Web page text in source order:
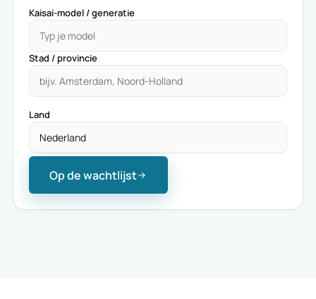
Kaisai-model / generatie
Stad / provincie
Land
Op de wachtlijst